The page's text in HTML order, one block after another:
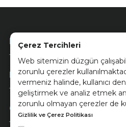
Çerez Tercihleri
Web sitemizin düzgün
zorunlu çerezler
vermeniz halinde, kullanıcı
geliştirmek ve analiz etmek
zorunlu olmayan çerezler de
Gizlilik ve Çerez Politikası
Kurumsal
Müşteri Hizmetleri
Ödeme